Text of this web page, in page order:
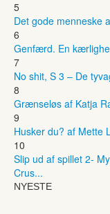
5
Det gode menneske
6
Genfærd. En
7
No shit, S 3 – De
8
Grænseløs af Katja
9
Husker du? af Mette
10
Slip ud af spillet 2-
Crus...
NYESTE